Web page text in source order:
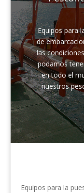
Equipos para
de
las
podamos
en todo el
nuestros
Equipos para la